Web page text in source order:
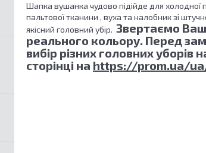
Шапка вушанка чудово підійде для холодної
пальтової тканини , вуха та налобник зі
якісний головний убір. Звертаємо
реального кольору. Перед
вибір різних головних
сторінці на https://prom.ua/